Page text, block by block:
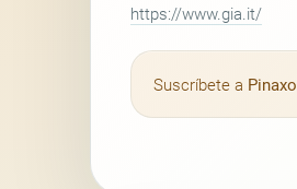
https://www.gia.it/
Suscríbete a Pinaxo